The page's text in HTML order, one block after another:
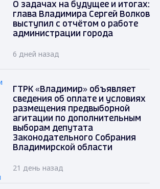
О задачах на будущее и итогах:
глава Владимира Сергей Волков
выступил с отчётом о работе
администрации города
6 дней назад
ГТРК «Владимир» объявляет
сведения об оплате и условиях
размещения предвыборной
агитации по дополнительным
выборам депутата
Законодательного Собрания
Владимирской области
21 день назад